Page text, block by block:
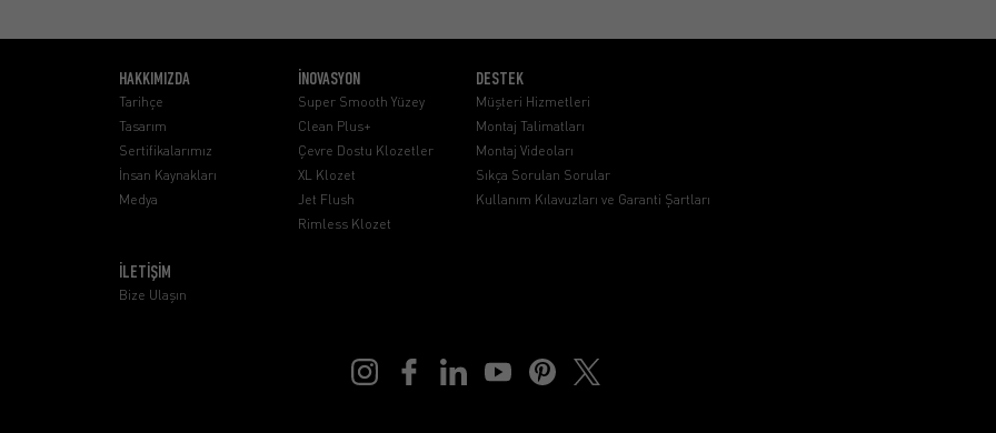
HAKKIMIZDA
Tarihçe
Tasarım
Sertifikalarımız
İnsan Kaynakları
Medya
İNOVASYON
Super Smooth Yüzey
Clean Plus+
Çevre Dostu Klozetler
XL Klozet
Jet Flush
Rimless Klozet
DESTEK
Müşteri Hizmetleri
Montaj Talimatları
Montaj Videoları
Sıkça Sorulan Sorular
Kullanım Kılavuzları ve Garanti Şartları
İLETİŞİM
Bize Ulaşın